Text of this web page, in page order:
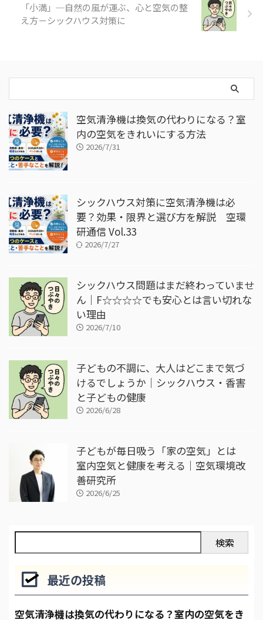
「小満」─自然の風が運ぶ、心と空気の整
え方－シックハウス対策に
空気清浄機は換気の代わりになる？室
内の空気をきれいにする方法
2026/7/31
シックハウス対策に空気清浄機は必
要？効果・限界と選び方を解説 空環
研通信 Vol.33
2026/7/27
シックハウス問題はまだ終わっていませ
ん｜F☆☆☆☆でも安心とは言い切れな
い理由
2026/7/10
子どもの不調に、大人はどこまで気づ
けるでしょうか｜シックハウス・香害
と子どもの健康
2026/6/28
子どもが毎日吸う「家の空気」とは
室内空気と健康を考える｜空気環境改
善研究所
2026/6/25
検索
最近の投稿
空気清浄機は換気の代わりになる？室内の空気をき